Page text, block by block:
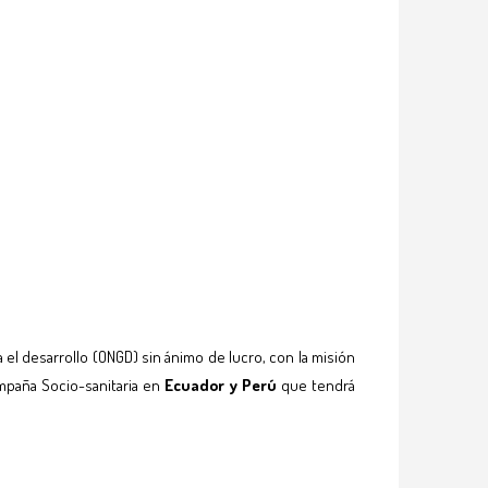
desarrollo (ONGD) sin ánimo de lucro, con la misión
Socio-sanitaria en Ecuador y Perú que tendrá